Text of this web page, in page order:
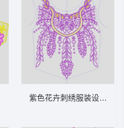
假领花紫色花卉刺绣服装设计图